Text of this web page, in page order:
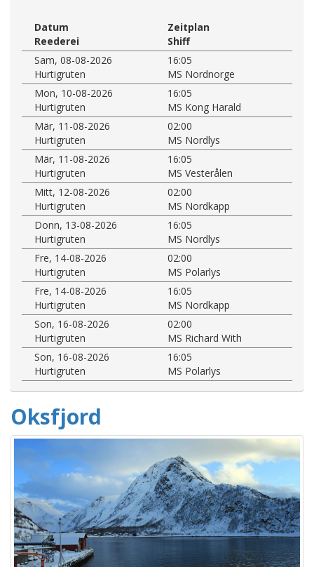
Datum
Zeitplan
Reederei
Shiff
Sam, 08-08-2026
16:05
Hurtigruten
MS Nordnorge
Mon, 10-08-2026
16:05
Hurtigruten
MS Kong Harald
Mär, 11-08-2026
02:00
Hurtigruten
MS Nordlys
Mär, 11-08-2026
16:05
Hurtigruten
MS Vesterålen
Mitt, 12-08-2026
02:00
Hurtigruten
MS Nordkapp
Donn, 13-08-2026
16:05
Hurtigruten
MS Nordlys
Fre, 14-08-2026
02:00
Hurtigruten
MS Polarlys
Fre, 14-08-2026
16:05
Hurtigruten
MS Nordkapp
Son, 16-08-2026
02:00
Hurtigruten
MS Richard With
Son, 16-08-2026
16:05
Hurtigruten
MS Polarlys
Oksfjord